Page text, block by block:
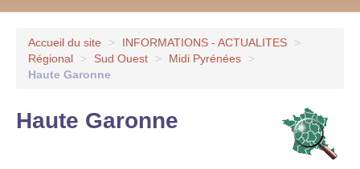
Accueil du site > INFORMATIONS - ACTUALITES
>
Régional
> Sud Ouest > Midi Pyrénées
>
Haute Garonne
Haute Garonne